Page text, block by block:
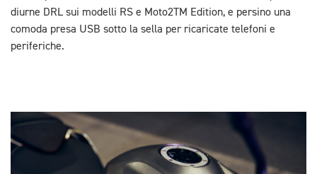
diurne DRL sui modelli RS e Moto2TM Edition, e persino una
comoda presa USB sotto la sella per ricaricate telefoni e
periferiche.